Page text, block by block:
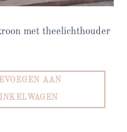
met theelichthouder
AAN